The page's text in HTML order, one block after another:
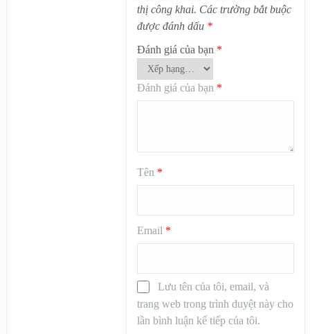
thị công khai. Các trường bắt buộc
được đánh dấu *
Đánh giá của bạn *
Đánh giá của bạn *
Tên *
Email *
Lưu tên của tôi, email, và
trang web trong trình duyệt này cho
lần bình luận kế tiếp của tôi.